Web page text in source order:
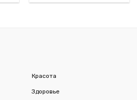
Красота
Здоровье